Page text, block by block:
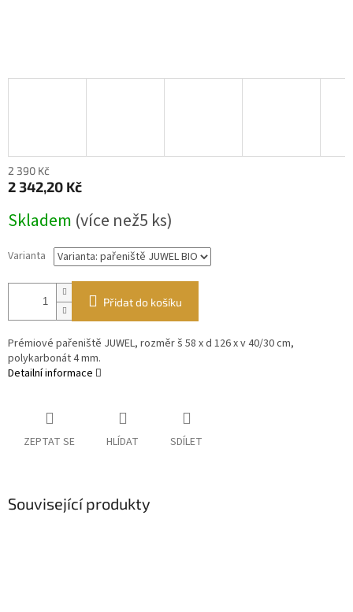
2 390 Kč
2 342,20 Kč
cena:
Skladem (více než5 ks)
Varianta
Přidat do košíku
Prémiové pařeniště JUWEL, rozměr š 58 x d 126 x v 40/30 cm,
polykarbonát 4 mm.
Detailní informace
ZEPTAT SE HLÍDAT SDÍLET
Související produkty